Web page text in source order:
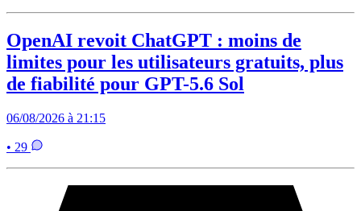
OpenAI revoit ChatGPT : moins de
limites pour les utilisateurs gratuits, plus
de fiabilité pour GPT-5.6 Sol
06/08/2026 à 21:15
• 29